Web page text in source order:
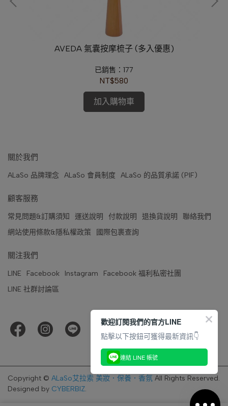
AVEDA 氣囊按摩梳子 (多入優惠)
已銷售：177
NT$580
加入購物車
關於我們
ALaSo 品牌理念 ALaSo 會員制度 ALaSo 的品質承諾 (PIF)
顧客服務
常見問題&訂購須知 運送說明 付款說明 退換貨說明
聯絡我們
網站使用條款&隱私權政策
國際包裹查詢
關注我們
LINE Facebook Instagram
Facebook 福利私密社團
LINE 社群討論區
Copyright © ALaSo艾拉索 美妝．保養．香氛 All Rights Reserved.
Designed by CYBERBIZ.
歡迎訂閱我們的官方LINE
點擊以下按鈕可獲得最新資訊👇
連結 LINE 帳號